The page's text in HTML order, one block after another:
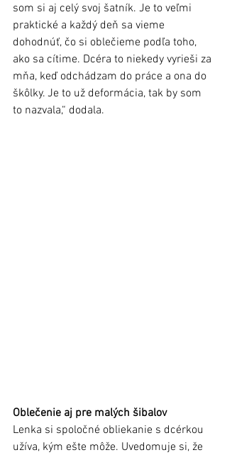
som si aj celý svoj šatník. Je to veľmi
praktické a každý deň sa vieme
dohodnúť, čo si oblečieme podľa toho,
ako sa cítime. Dcéra to niekedy vyrieši za
mňa, keď odchádzam do práce a ona do
škôlky. Je to už deformácia, tak by som
to nazvala,“ dodala.
Oblečenie aj pre malých šibalov
Lenka si spoločné obliekanie s dcérkou
užíva, kým ešte môže. Uvedomuje si, že